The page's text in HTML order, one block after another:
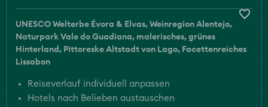
UNESCO Welterbe Évora & Elvas Weinregion Alentejo
Naturpark Vale do Guadiana malerisches, grünes
Hinterland Pittoreske Altstadt von Lago Facettenreiches
Lissabon
Reiseverlauf individuell anpassen
Hotels nach Belieben austauschen